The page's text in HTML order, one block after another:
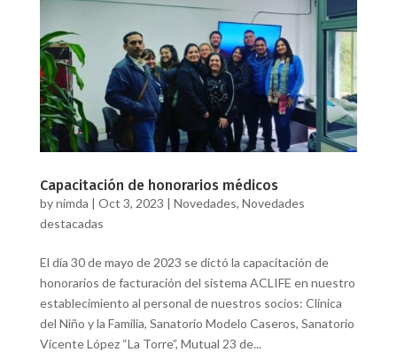
Capacitación de honorarios médicos
bynimda | Oct 3, 2023 | Novedades, Novedades
destacadas
El día 30 de mayo de 2023 se dictó la capacitación de
honorarios de facturación del sistema ACLIFE en nuestro
establecimiento al personal de nuestros socios: Clínica
del Niño y la Familia, Sanatorio Modelo Caseros, Sanatorio
Vicente López “La Torre”, Mutual 23 de...